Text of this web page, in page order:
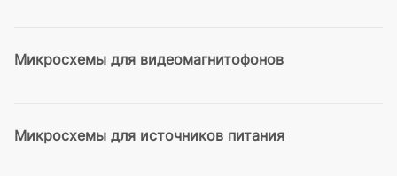
Микросхемы для видеомагнитофонов
Микросхемы для источников питания